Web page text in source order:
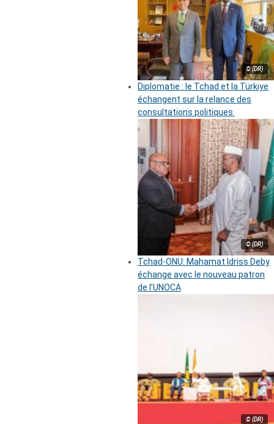
© (DR)
Diplomatie : le Tchad et la Türkiye
échangent sur la relance des
consultations politiques
© (DR)
Tchad-ONU: Mahamat Idriss Deby
échange avec le nouveau patron
de l’UNOCA
© (DR)